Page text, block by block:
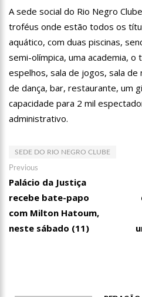
14:30 Wilson Lima entrega Caimi
à população idosa
14:25 Confira quais bairros de
segunda-
14:17 Motoristas de aplicativo
14:10 Após matar colegas, policial
13:52
Jovem sofre queimaduras
13:35 Mulher morre atropelada a
13:05
Cultura Manaus: 21ª
vasta programação em
A sede social do Rio Negro
troféus onde estão todos os
aquático, com duas piscinas,
semi-olímpica, uma academia, o
espelhos, sala de jogos, sala de
de dança, bar, restaurante, um
capacidade para 2 mil
administrativo.
SEDE DO RIO NEGRO CLUBE
Navegação
de
Post
Previous
post:
Palácio da Justiça
recebe bate-papo
com Milton Hatoum,
neste sábado (11)